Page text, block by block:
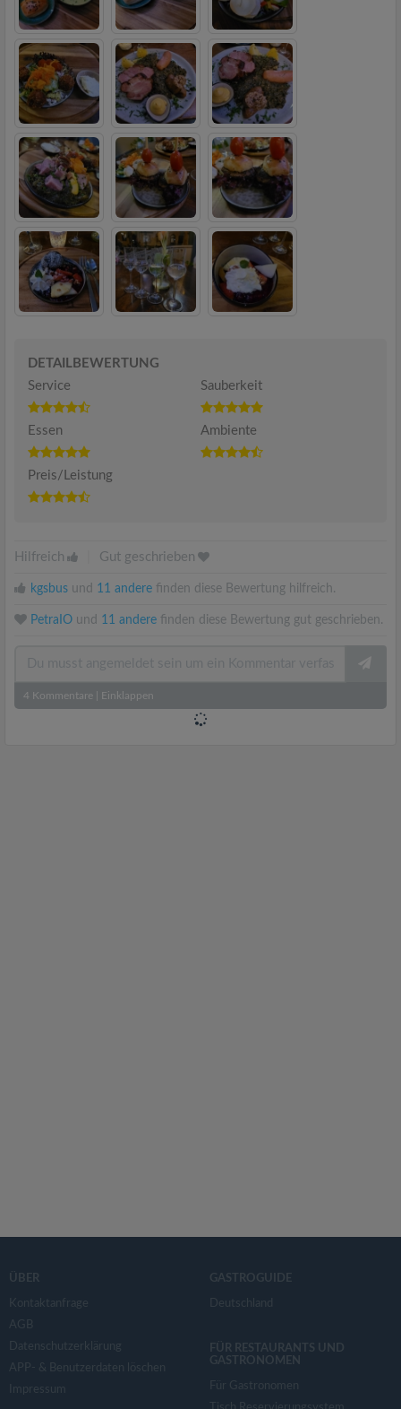
DETAILBEWERTUNG
Service
Sauberkeit
Essen Ambiente
Preis/Leistung
Hilfreich Gut geschrieben
kgsbus und 11 andere finden diese Bewertung hilfreich.
PetraIO und 11 andere finden diese Bewertung gut geschrieben.
4 Kommentare Einklappen
ÜBER
Kontaktanfrage
AGB
Datenschutzerklärung
APP- & Benutzerdaten löschen
Impressum
GASTROGUIDE
Deutschland
FÜR RESTAURANTS UND
GASTRONOMEN
Für Gastronomen